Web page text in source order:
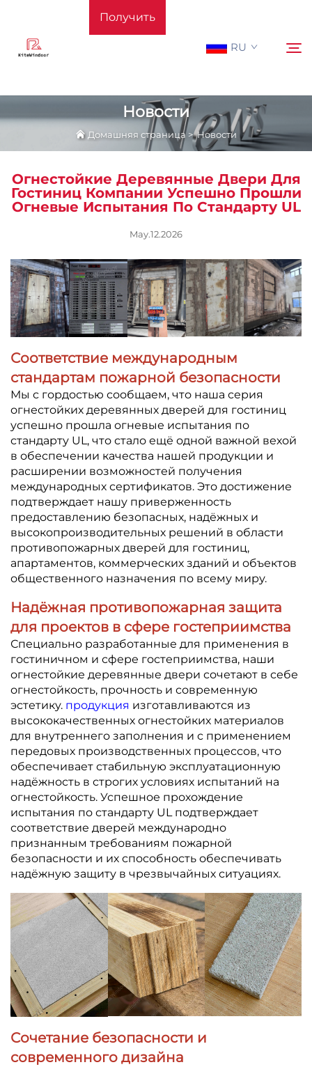
Получить
RU
Домашняя страница
Поддерживать
Применение
Новости
Связаться С Нами
Новости
Домашняя страница>Новости
Огнестойкие Деревянные Двери Для
Гостиниц Компании Успешно Прошли
Огневые Испытания По Стандарту UL
May.12.2026
Соответствие международным
стандартам пожарной безопасности
Мы с гордостью сообщаем, что наша серия
огнестойких деревянных дверей для гостиниц
успешно прошла огневые испытания по
стандарту UL, что стало ещё одной важной вехой
в обеспечении качества нашей продукции и
расширении возможностей получения
международных сертификатов. Это достижение
подтверждает нашу приверженность
предоставлению безопасных, надёжных и
высокопроизводительных решений в области
противопожарных дверей для гостиниц,
апартаментов, коммерческих зданий и объектов
общественного назначения по всему миру.
Надёжная противопожарная защита
для проектов в сфере гостеприимства
Специально разработанные для применения в
гостиничном и сфере гостеприимства, наши
огнестойкие деревянные двери сочетают в себе
огнестойкость, прочность и современную
эстетику. продукция изготавливаются из
высококачественных огнестойких материалов
для внутреннего заполнения и с применением
передовых производственных процессов, что
обеспечивает стабильную эксплуатационную
надёжность в строгих условиях испытаний на
огнестойкость. Успешное прохождение
испытания по стандарту UL подтверждает
соответствие дверей международно
признанным требованиям пожарной
безопасности и их способность обеспечивать
надёжную защиту в чрезвычайных ситуациях.
Сочетание безопасности и
современного дизайна